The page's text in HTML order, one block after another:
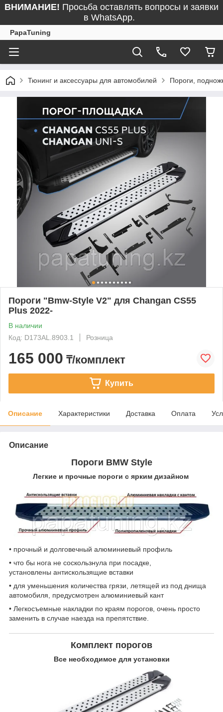
ВНИМАНИЕ! Просьба оставлять вопросы и заявки
в WhatsApp.
PapaTuning
Тюнинг и аксессуары для автомобилей Пороги,
Пороги "Bmw-Style V2" для Changan CS55
Plus 2022-
В наличии
Код: D173AL.8903.1
Розница
165 000 ₸/комплект
Купить
Описание Характеристики Доставка Оплата
Описание
Пороги BMW Style
Легкие и прочные пороги с ярким дизайном
• прочный и долговечный алюминиевый профиль
• что бы нога не соскользнула при посадке,
установлены антискользящие вставки
• для уменьшения количества грязи, летящей из под днища
автомобиля, предусмотрен алюминиевый кант
• Легкосъемные накладки по краям порогов, очень просто
заменить в случае наезда на препятствие.
Комплект порогов
Все необходимое для установки